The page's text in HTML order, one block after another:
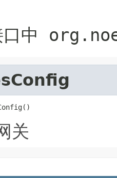
中
关